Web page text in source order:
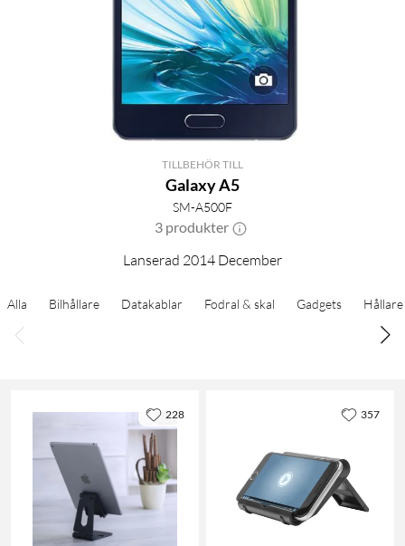
TILLBEHÖR TILL
Galaxy A5
SM-A500F
3 produkter
Lanserad 2014 December
Alla Bilhållare Datakablar Fodral & skal Gadgets Hållare
228 357